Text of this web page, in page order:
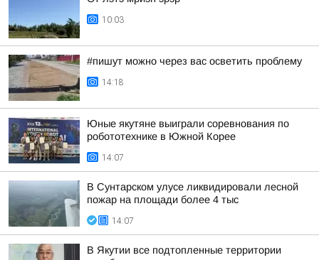
10:03
#пишут можно через вас осветить проблему
14:18
Юные якутяне выиграли соревнования по
робототехнике в Южной Корее
14:07
В Сунтарском улусе ликвидировали лесной
пожар на площади более 4 тыс
14:07
В Якутии все подтопленные территории